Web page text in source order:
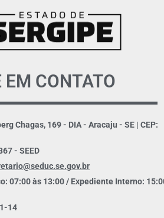
EM CONTATO
Chagas, 169 - DIA - Aracaju - SE | CEP:
- SEED
07:00 às 13:00 / Expediente Interno:
14